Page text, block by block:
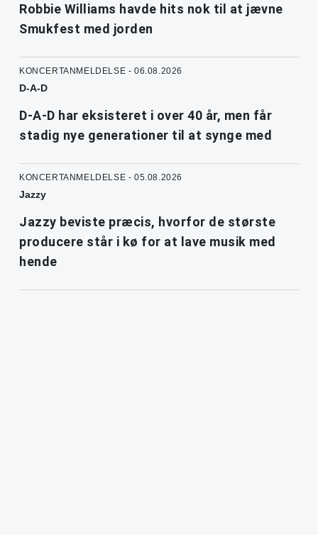
Robbie Williams havde hits nok til at jævne
Smukfest med jorden
KONCERTANMELDELSE - 06.08.2026
D-A-D
D-A-D har eksisteret i over 40 år, men får
stadig nye generationer til at synge med
KONCERTANMELDELSE - 05.08.2026
Jazzy
Jazzy beviste præcis, hvorfor de største
producere står i kø for at lave musik med
hende